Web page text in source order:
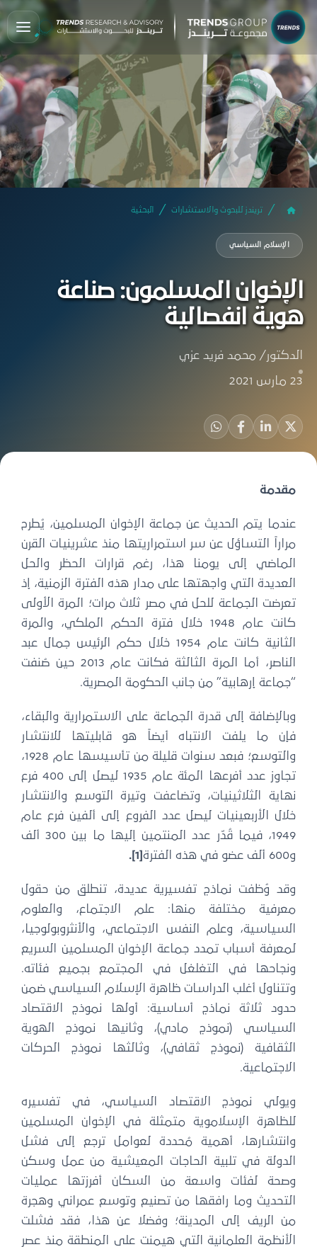
تريندز للبحوث والاستشارات البحثية
الإسلام السياسي
الإخوان المسلمون: صناعة
هوية انفصالية
الدكتور/ محمد فريد عزي
23 مارس 2021
مقدمة
عندما يتم الحديث عن جماعة الإخوان المسلمين، يُطرح
مراراً التساؤل عن سر استمراريتها منذ عشرينيات القرن
الماضي إلى يومنا هذا، رغم قرارات الحظر والحل
العديدة التي واجهتها على مدار هذه الفترة الزمنية، إذ
تعرضت الجماعة للحل في مصر ثلاث مرات؛ المرة الأولى
كانت عام 1948 خلال فترة الحكم الملكي، والمرة
الثانية كانت عام 1954 خلال حكم الرئيس جمال عبد
الناصر، أما المرة الثالثة فكانت عام 2013 حين صُنفت
“جماعة إرهابية” من جانب الحكومة المصرية.
وبالإضافة إلى قدرة الجماعة على الاستمرارية والبقاء،
فإن ما يلفت الانتباه أيضاً هو قابليتها للانتشار
والتوسع؛ فبعد سنوات قليلة من تأسيسها عام 1928،
تجاوز عدد أفرعها المئة عام 1935 ليصل إلى 400 فرع
نهاية الثلاثينيات، وتضاعفت وتيرة التوسع والانتشار
خلال الأربعينيات ليصل عدد الفروع إلى ألفين فرع عام
1949، فيما قُدّر عدد المنتمين إليها ما بين 300 ألف
و600 ألف عضو في هذه الفترة
[1]
.
وقد وُظفت نماذج تفسيرية عديدة، تنطلق من حقول
معرفية مختلفة منها: علم الاجتماع، والعلوم
السياسية، وعلم النفس الاجتماعي، والأنثروبولوجيا،
لمعرفة أسباب تمدد جماعة الإخوان المسلمين السريع
ونجاحها في التغلغل في المجتمع بجميع فئاته.
وتتناول أغلب الدراسات ظاهرة الإسلام السياسي ضمن
حدود ثلاثة نماذج أساسية: أولها نموذج الاقتصاد
السياسي (نموذج مادي)، وثانيها نموذج الهوية
الثقافية (نموذج ثقافي)، وثالثها نموذج الحركات
الاجتماعية.
ويولي نموذج الاقتصاد السياسي، في تفسيره
للظاهرة الإسلاموية متمثلة في الإخوان المسلمين
وانتشارها، أهمية مُحددة لعوامل ترجع إلى فشل
الدولة في تلبية الحاجات المعيشية من عمل وسكن
وصحة لفئات واسعة من السكان أفرزتها عمليات
التحديث وما رافقها من تصنيع وتوسع عمراني وهجرة
من الريف إلى المدينة؛ وفضلا عن هذا، فقد فشلت
الأنظمة العلمانية التي هيمنت على المنطقة منذ عصر